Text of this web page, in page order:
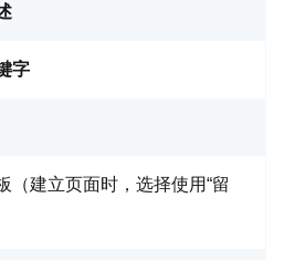
字
（建立页面时，选择使用“留